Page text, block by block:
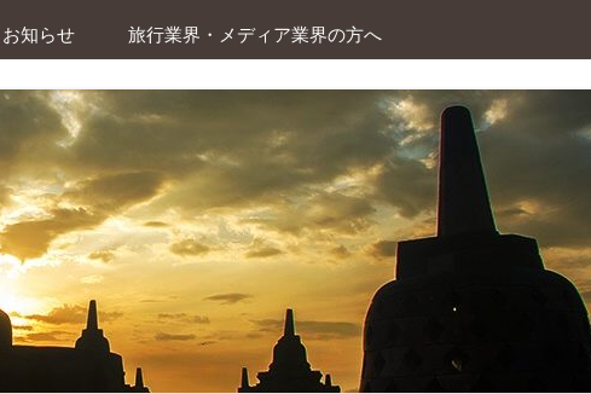
ツ
へ
キ
ッ
プ
空港送迎
駅送迎
車チャーター ( ドライバー付
バイクチャーター ( ドライバ
ー付レンタルバイク )
お知らせ
ト カレンダー
ITAS(KITAS)をお持ちの方へ
学生の方へ
子ども連れの方へ
旅行業界・メディア業界の方へ